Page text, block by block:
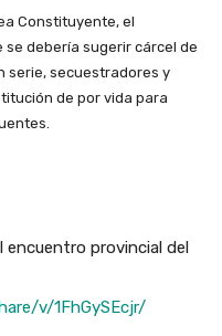
Constituyente, el
debería sugerir cárcel de
serie, secuestradores y
de por vida para
encuentro provincial del
v/1FhGySEcjr/